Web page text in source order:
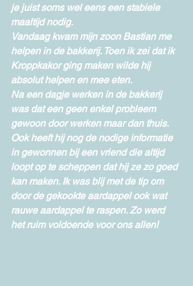
je juist soms wel eens een stabiele
maaltijd nodig.
Vandaag kwam mijn zoon Bastian me
helpen in de bakkerij. Toen ik zei dat ik
Kroppkakor ging maken wilde hij
absolut helpen en mee eten.
Na een dagje werken in de bakkerij
was dat een geen enkel probleem
gewoon door werken maar dan thuis.
Ook heeft hij nog de nodige informatie
in gewonnen bij een vriend die altijd
loopt op te scheppen dat hij ze zo goed
kan maken. Ik was blij met de tip om
door de gekookte aardappel ook wat
rauwe aardappel te raspen. Zo werd
het ruim voldoende voor ons allen!